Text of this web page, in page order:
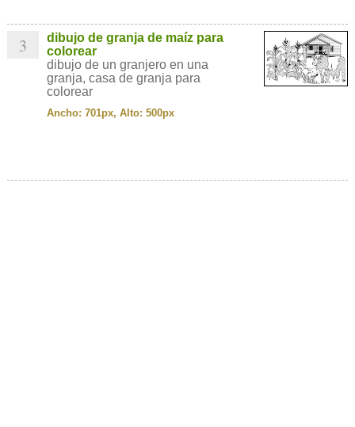
3
dibujo de granja de maíz para
colorear
dibujo de un granjero en una
granja, casa de granja para
colorear
Ancho: 701px, Alto: 500px